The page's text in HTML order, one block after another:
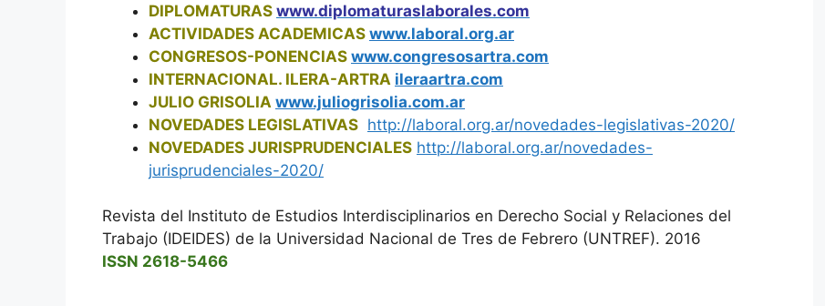
DIPLOMATURAS www.diplomaturaslaborales.com
ACTIVIDADES ACADEMICAS www.laboral.org.ar
CONGRESOS-PONENCIAS www.congresosartra.com
INTERNACIONAL. ILERA-ARTRA ileraartra.com
JULIO GRISOLIA www.juliogrisolia.com.ar
NOVEDADES LEGISLATIVAS http://laboral.org.ar/novedades-legislativas-2020/
NOVEDADES JURISPRUDENCIALES http://laboral.org.ar/novedades-
jurisprudenciales-2020/
Revista del Instituto de Estudios Interdisciplinarios en Derecho Social y Relaciones del
Trabajo (IDEIDES) de la Universidad Nacional de Tres de Febrero (UNTREF). 2016
ISSN 2618-5466